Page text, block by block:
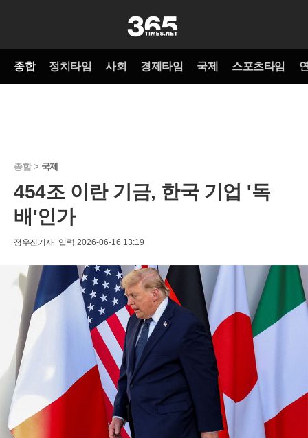
종합 정치타임 사회 경제타임 국제 스포츠타임
종합 > 국제
454조 이란 기금, 한국 기업 '독
배'인가
정우진기자 입력 2026-06-16 13:19